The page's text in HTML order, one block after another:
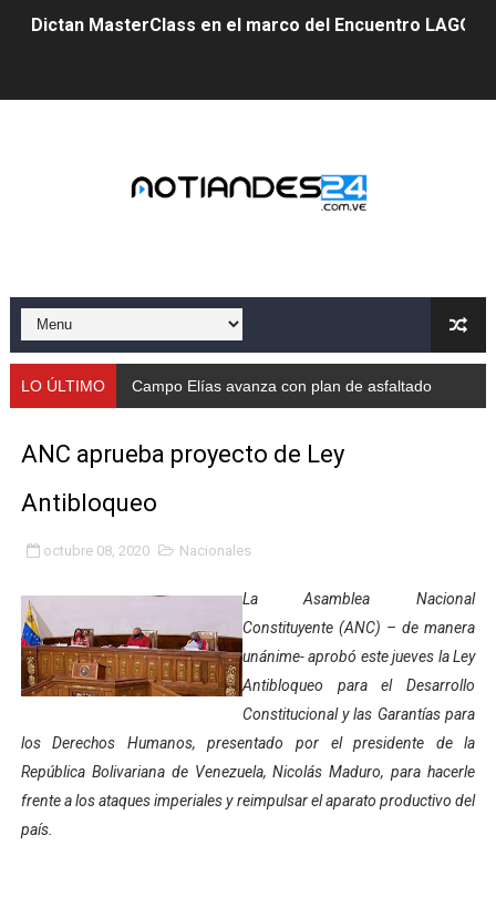
Dictan MasterClass en el marco del Encuentro LAGO
Gobernador Arnaldo Sánchez apadrina a más de 993
Mérida fortalece su reserva deportiva de cara a
Gobernación de Mérida instalará mesa de trabajo con
Fundecem ofrece taller de bordado en punto de cruz
Gobierno bolivariano avanza en la transformación del
Hospital universitario muestra sus avances en visita
Instituto Nacional de Nutrición celebra Semana
Gobernación de Mérida fortalece el desarrollo
Corposalud inició talleres para aspirantes al curso de
Fortalecen formación académica de médicos en
LO ÚLTIMO Campo Elías avanza con plan de asfaltado
ANC aprueba proyecto de Ley
Antibloqueo
octubre 08, 2020 Nacionales
La Asamblea Nacional
Constituyente (ANC) – de manera
unánime- aprobó este jueves la Ley
Antibloqueo para el Desarrollo
Constitucional y las Garantías para
los Derechos Humanos, presentado por el presidente de la
República Bolivariana de Venezuela, Nicolás Maduro, para hacerle
frente a los ataques imperiales y reimpulsar el aparato productivo del
país.